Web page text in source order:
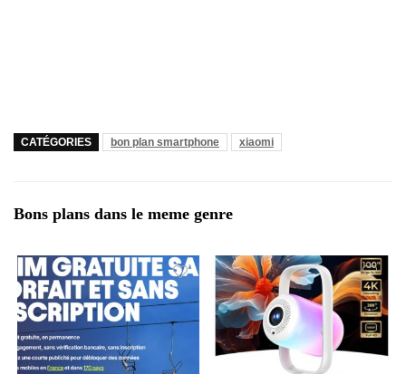
CATÉGORIES bon plan smartphone xiaomi
Bons plans dans le meme genre